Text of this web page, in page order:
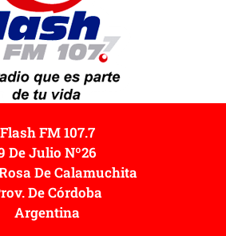
Flash FM 107.7
De Julio Nº26
De Calamuchita
De Córdoba
Argentina